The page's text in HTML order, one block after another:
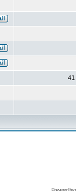
41
Powered by